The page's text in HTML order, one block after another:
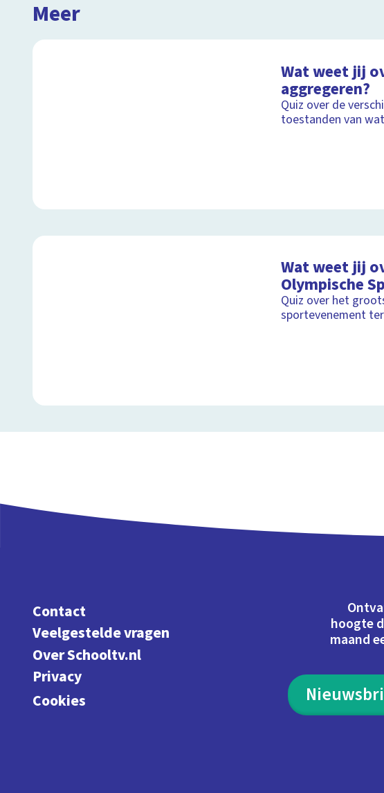
Meer
Wat weet jij
aggregeren?
Quiz over de
toestanden van
Wat weet jij
Olympische
Quiz over het
sportevenement
Contact
Veelgestelde vragen
Over Schooltv.nl
Privacy
Cookies
hoogte
maand